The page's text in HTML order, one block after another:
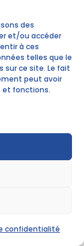
des
et/ou accéder
à ces
telles que le
sur ce site. Le fait
peut avoir
et fonctions.
confidentialité
nous